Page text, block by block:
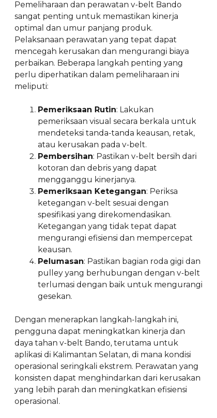
Pemeliharaan dan perawatan v-belt Bando
sangat penting untuk memastikan kinerja
optimal dan umur panjang produk.
Pelaksanaan perawatan yang tepat dapat
mencegah kerusakan dan mengurangi biaya
perbaikan. Beberapa langkah penting yang
perlu diperhatikan dalam pemeliharaan ini
meliputi:
Pemeriksaan Rutin: Lakukan
pemeriksaan visual secara berkala untuk
mendeteksi tanda-tanda keausan, retak,
atau kerusakan pada v-belt.
Pembersihan: Pastikan v-belt bersih dari
kotoran dan debris yang dapat
mengganggu kinerjanya.
Pemeriksaan Ketegangan: Periksa
ketegangan v-belt sesuai dengan
spesifikasi yang direkomendasikan.
Ketegangan yang tidak tepat dapat
mengurangi efisiensi dan mempercepat
keausan.
Pelumasan: Pastikan bagian roda gigi dan
pulley yang berhubungan dengan v-belt
terlumasi dengan baik untuk mengurangi
gesekan.
Dengan menerapkan langkah-langkah ini,
pengguna dapat meningkatkan kinerja dan
daya tahan v-belt Bando, terutama untuk
aplikasi di Kalimantan Selatan, di mana kondisi
operasional seringkali ekstrem. Perawatan yang
konsisten dapat menghindarkan dari kerusakan
yang lebih parah dan meningkatkan efisiensi
operasional.